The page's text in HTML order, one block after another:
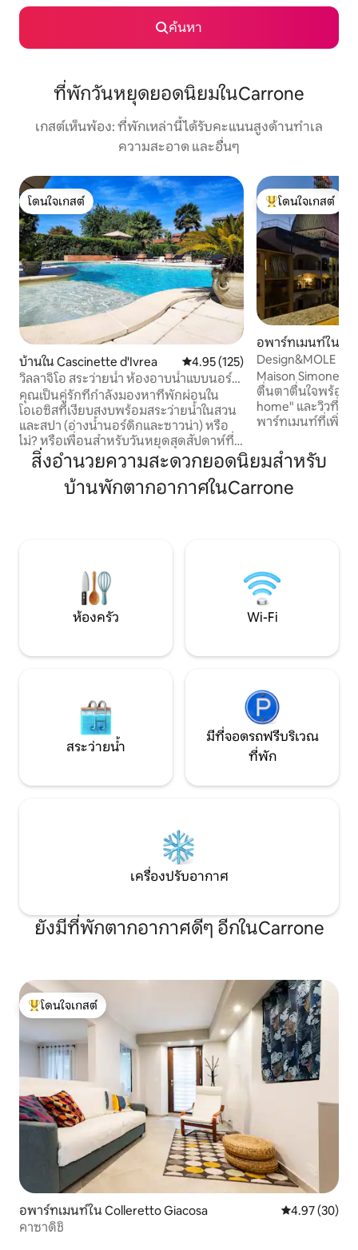
ค้นหา
ที่พักวันหยุดยอดนิยมในCarrone
เกสต์เห็นพ้อง: ที่พักเหล่านี้ได้รับคะแนนสูงด้านทำเล
ความสะอาด และอื่นๆ
โดนใจเกสต์
โดนใจเกสต์
บ้านใน Cascinette d'Ivrea คะแนนเฉลี่ย 4.95 จาก 5, 125 รีวิว
4.95 (125)
วิลลาจิโอ สระว่ายน้ำ ห้องอาบน้ำแบบนอร์
ดิก ซาวน่า สำหรับใช้งานโดยเฉพาะ
คุณเป็นคู่รักที่กำลังมองหาที่พักผ่อนใน
โอเอซิสที่เงียบสงบพร้อมสระว่ายน้ำในสวน
และสปา (อ่างน้ำนอร์ดิกและซาวน่า) หรือ
ไม่? หรือเพื่อนสำหรับวันหยุดสุดสัปดาห์ที่
แตกต่างกัน? หรือสำหรับวันเกิด? หรือ
สำหรับวันครบรอบ? หรือจะเป็นของขวัญ
สำหรับวันหยุดสุดสัปดาห์ดีไหม? หรือกำลัง
น้ำ ความอบอุ่น และการดูแลอย่างเอาใจใส่
ในสปาและห้องออกกำลังกายของเรา ที่พัก
นี้เป็นบ้านที่เป็นอิสระอย่างสมบูรณ์ ล้อม
รอบด้วยความเขียวขจี สำหรับการใช้งาน
โดนใจเกสต์ที่สุด
โดนใจเกสต์
อพาร์ทเมนท์ใน
Design&MOLE
เมืองตูริน
Maison Simone
ตื่นตาตื่นใจพร้อม
home" และวิวที่สว
พาร์ทเมนท์ที่เพิ่งไ
สบาย คุณสามารถเดินสำรวจ MOLE
ใจกลางเมืองที่มีค
ประวัติศาสตร์ พิพิ
จัตุรัส และมุมที่มีเ
สิ่งอำนวยความสะดวกยอดนิยมสำหรับ
บ้านพักตากอากาศในCarrone
ห้องครัว Wi-Fi
สระว่ายน้ำ
มีที่จอดรถฟรีบริเวณ
ที่พัก
เครื่องปรับอากาศ
ยังมีที่พักตากอากาศดีๆ อีกในCarrone
โดนใจเกสต์ที่สุด
โดนใจเกสต์
อพาร์ทเมนท์ใน Colleretto Giacosa คะแนนเฉลี่ย
4.97 (30)
คาซาดิชิ